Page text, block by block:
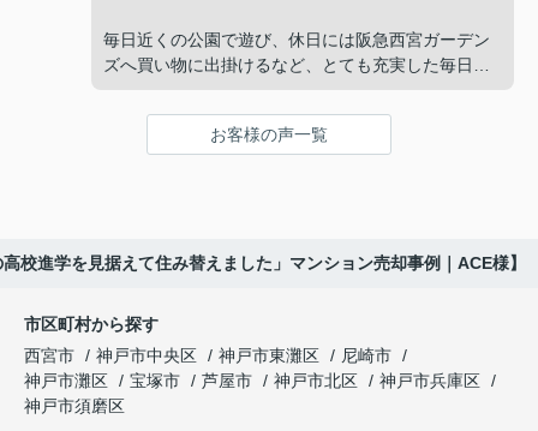
販売活動では、西宮北口駅へのアクセス、阪急西宮
ガーデンズ、医療機関や買い物施設など、将来も安
した。
趣味を楽しむ時間が増えました。
これからの暮らしを前向きに考えられるようにな
と家族で話し合うようになりました。
インフィニティエステートさんへ相談すると、収益
投資家向けの販売方法をご提案いただきました。
「立地も良く、長期保有したい物件です。」
と話され、このビルを大切に運営してくださること
になりました。
毎日近くの公園で遊び、休日には阪急西宮ガーデン
ズへ買い物に出掛けるなど、とても充実した毎日を
年月が経ち、子どもが高校進学を意識する年齢にな
「レ・ジェイド西宮北口」の査定だけでなく、新居
購入とのタイミングや資金計画についても丁寧に説
明してくださいました。
お客様の声一覧
校進学を見据えて住み替えました」マンション売却事例｜ACE様】
市区町村から探す
西宮市
神戸市中央区 神戸市東灘区
尼崎市
神戸市灘区
宝塚市 芦屋市 神戸市北区
神戸市兵庫区
神戸市須磨区